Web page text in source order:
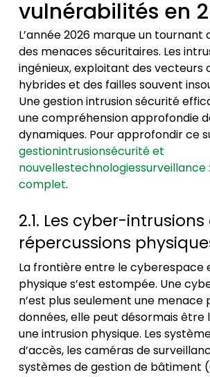
vulnérabilités en
L’année 2026 marque un tournant
des menaces sécuritaires. Les
ingénieux, exploitant des vecteurs
hybrides et des failles souvent
Unegestion intrusion sécurité
une compréhension approfondie
dynamiques. Pour approfondir ce
gestionintrusionsécurité et
nouvellestechnologiessurveillance
complet.
2.1. Les cyber-
répercussions
La frontière entre le cyberespace
physique s’est estompée. Une
n’est plus seulement une menace
données, elle peut désormais être
une intrusion physique. Les
d’accès, les caméras de
systèmes de gestion de bâtiment